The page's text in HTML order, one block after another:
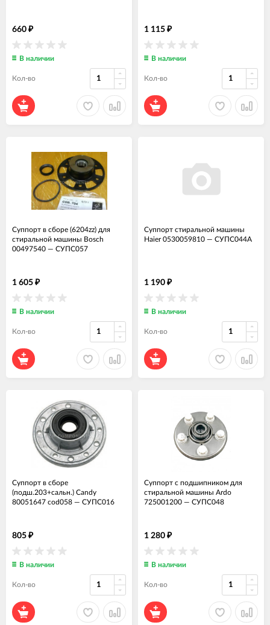
660 ₽
В наличии
Кол-во
1 115 ₽
В наличии
Кол-во
Суппорт в сборе (6204zz) для
стиральной машины Bosch
00497540 — СУПС057
1 605 ₽
В наличии
Кол-во
Суппорт стиральной машины
Haier 0530059810 — СУПС044А
1 190 ₽
В наличии
Кол-во
Суппорт в сборе
(подш.203+сальн.) Candy
80051647 cod058 — СУПС016
805 ₽
В наличии
Кол-во
Суппорт с подшипником для
стиральной машины Ardo
725001200 — СУПС048
1 280 ₽
В наличии
Кол-во